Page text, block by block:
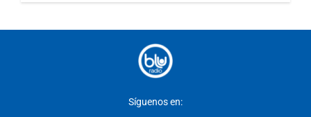
Síguenos en: